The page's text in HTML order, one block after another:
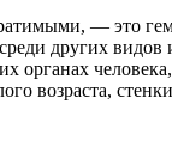
— это
других
органах
возраста,